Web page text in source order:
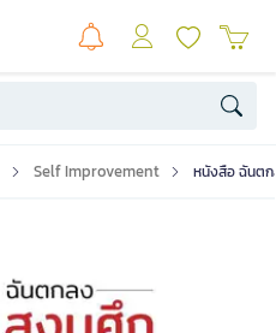
Self Improvement หนังสือ ฉันตก